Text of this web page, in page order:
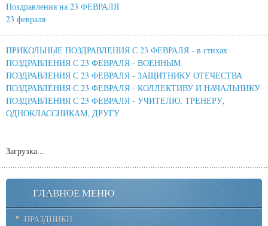
Поздравления на 23 ФЕВРАЛЯ
23 февраля
ПРИКОЛЬНЫЕ ПОЗДРАВЛЕНИЯ С 23 ФЕВРАЛЯ - в стихах
ПОЗДРАВЛЕНИЯ С 23 ФЕВРАЛЯ - ВОЕННЫМ
ПОЗДРАВЛЕНИЯ С 23 ФЕВРАЛЯ - ЗАЩИТНИКУ ОТЕЧЕСТВА
ПОЗДРАВЛЕНИЯ С 23 ФЕВРАЛЯ - КОЛЛЕКТИВУ И НАЧАЛЬНИКУ
ПОЗДРАВЛЕНИЯ С 23 ФЕВРАЛЯ - УЧИТЕЛЮ, ТРЕНЕРУ,
ОДНОКЛАССНИКАМ, ДРУГУ
Загрузка...
ГЛАВНОЕ МЕНЮ
ПРАЗДНИКИ